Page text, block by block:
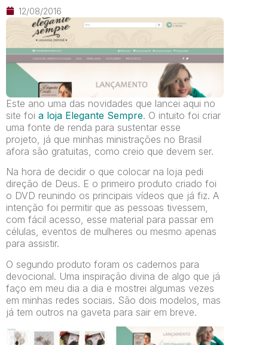
12/08/2016
Este ano uma das novidades que lancei aqui no
site foi a loja Elegante Sempre. O intuito foi criar
uma fonte de renda para sustentar esse
projeto, já que minhas ministrações no Brasil
afora são gratuitas, como creio que devem ser.
Na hora de decidir o que colocar na loja pedi
direção de Deus. E o primeiro produto criado foi
o DVD reunindo os principais vídeos que já fiz. A
intenção foi permitir que as pessoas tivessem,
com fácil acesso, esse material para passar em
células, eventos de mulheres ou mesmo apenas
para assistir.
O segundo produto foram os cadernos para
devocional. Uma inspiração divina de algo que já
faço em meu dia a dia e mostrei algumas vezes
em minhas redes sociais. São dois modelos, mas
já tem outros na gaveta para sair em breve.